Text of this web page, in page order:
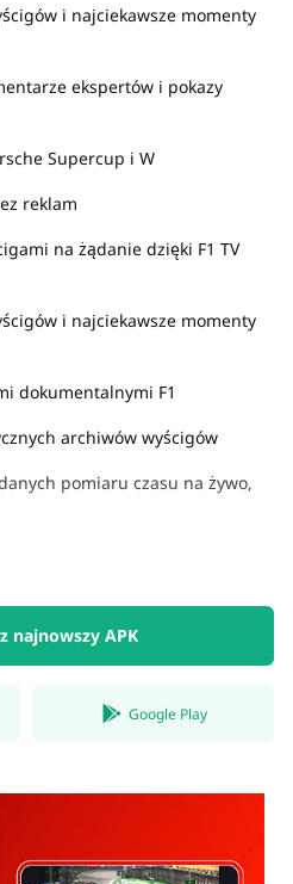
i najciekawsze momenty
ekspertów i pokazy
Supercup i W
reklam
na żądanie dzięki F1 TV
i najciekawsze momenty
dokumentalnymi F1
archiwów wyścigów
pomiaru czasu na żywo,
najnowszy APK
Google Play